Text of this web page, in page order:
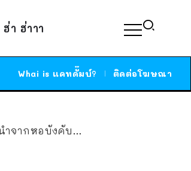
ฮ่า ฮ่าาา
Whai is แคทดั๊มบ์? ติดต่อโฆษณา
บการณ์ขับเครื่องบิน